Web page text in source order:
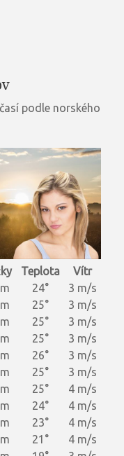
podle norského
Teplota
Vítr
24°
3 m/s
25°
3 m/s
25°
3 m/s
25°
3 m/s
26°
3 m/s
25°
3 m/s
25°
4 m/s
24°
4 m/s
23°
4 m/s
21°
4 m/s